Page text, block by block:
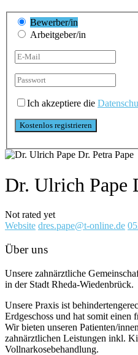
Bewerber/in
Arbeitgeber/in
Ich akzeptiere die
Dr. Ulrich Pape
Not rated yet
Website dres.pape@t-online.de
Über uns
Unsere zahnärztliche
in der Stadt Rheda-Wiedenbrück.
Unsere Praxis ist
Erdgeschoss und hat somit einen
Wir bieten unseren Patienten/
zahnärztlichen Leistungen inkl.
Vollnarkosebehandlung.